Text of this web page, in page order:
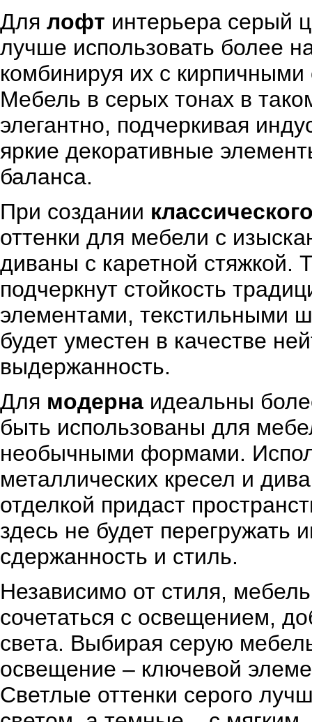
Для лофт интерьера серый
лучше использовать более
комбинируя их с
Мебель в серых тонах в
элегантно, подчеркивая
яркие декоративные
баланса.
При создании
оттенки для мебели с
диваны с каретной стяжкой.
подчеркнут стойкость
элементами, текстильными
будет уместен в качестве
выдержанность.
Для модерна идеальны
быть использованы для
необычными формами.
металлических кресел и
отделкой придаст
здесь не будет перегружать
сдержанность и стиль.
Независимо от стиля,
сочетаться с освещением,
света. Выбирая серую
освещение – ключевой
Светлые оттенки серого